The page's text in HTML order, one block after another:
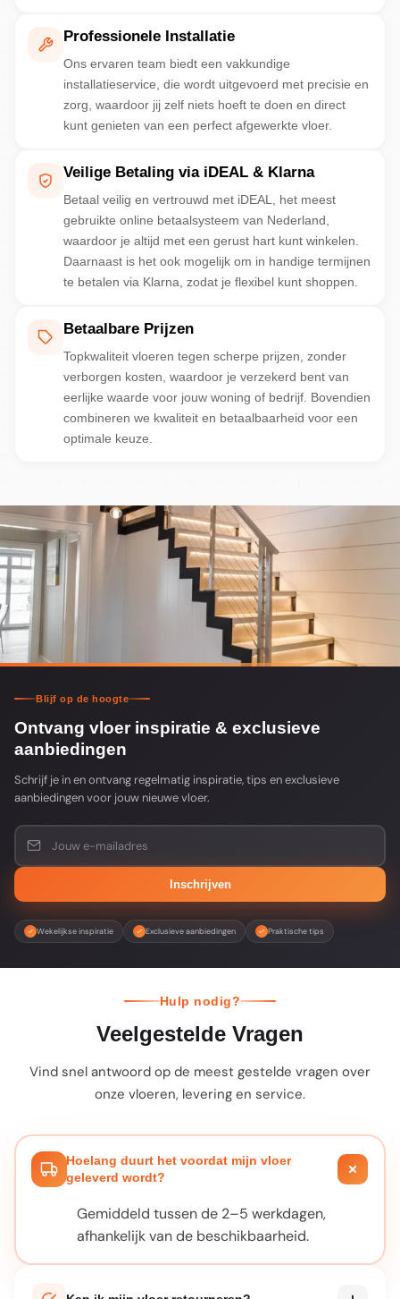
Professionele Installatie
Ons ervaren team biedt een vakkundige
installatieservice, die wordt uitgevoerd met precisie en
zorg, waardoor jij zelf niets hoeft te doen en direct
kunt genieten van een perfect afgewerkte vloer.
Veilige Betaling via iDEAL & Klarna
Betaal veilig en vertrouwd met iDEAL, het meest
gebruikte online betaalsysteem van Nederland,
waardoor je altijd met een gerust hart kunt winkelen.
Daarnaast is het ook mogelijk om in handige termijnen
te betalen via Klarna, zodat je flexibel kunt shoppen.
Betaalbare Prijzen
Topkwaliteit vloeren tegen scherpe prijzen, zonder
verborgen kosten, waardoor je verzekerd bent van
eerlijke waarde voor jouw woning of bedrijf. Bovendien
combineren we kwaliteit en betaalbaarheid voor een
optimale keuze.
Blijf op de hoogte
Ontvang vloer inspiratie & exclusieve
aanbiedingen
Schrijf je in en ontvang regelmatig inspiratie, tips en exclusieve
aanbiedingen voor jouw nieuwe vloer.
Inschrijven
Wekelijkse inspiratie Exclusieve aanbiedingen Praktische tips
Hulp nodig?
Veelgestelde Vragen
Vind snel antwoord op de meest gestelde vragen over
onze vloeren, levering en service.
Hoelang duurt het voordat mijn vloer
geleverd wordt?
Gemiddeld tussen de 2–5 werkdagen,
afhankelijk van de beschikbaarheid.